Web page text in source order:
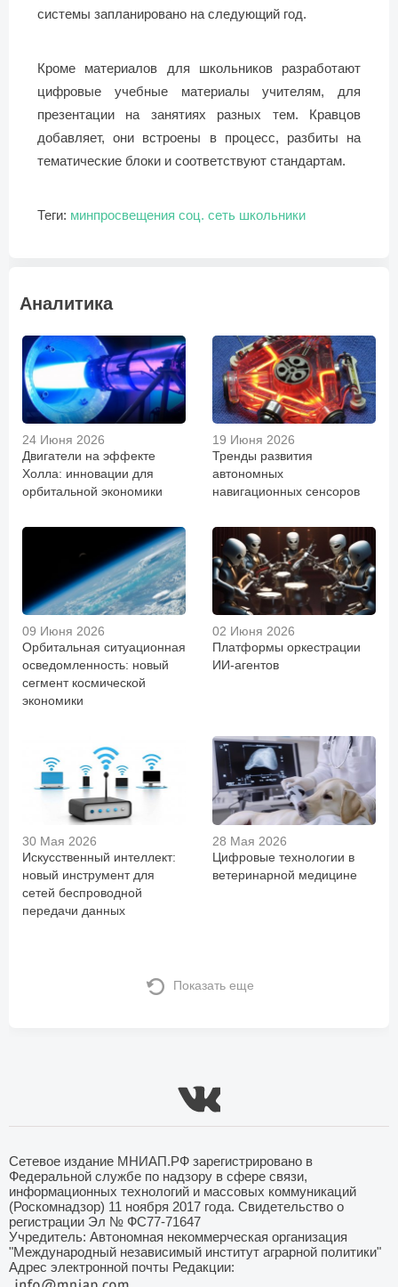
системы запланировано на следующий год.
Кроме материалов для школьников разработают
цифровые учебные материалы учителям, для
презентации на занятиях разных тем. Кравцов
добавляет, они встроены в процесс, разбиты на
тематические блоки и соответствуют стандартам.
Теги: минпросвещения соц. сеть школьники
Аналитика
24 Июня 2026
Двигатели на эффекте
Холла: инновации для
орбитальной экономики
19 Июня 2026
Тренды развития
автономных
навигационных сенсоров
09 Июня 2026
Орбитальная ситуационная
осведомленность: новый
сегмент космической
экономики
02 Июня 2026
Платформы оркестрации
ИИ-агентов
30 Мая 2026
Искусственный интеллект:
новый инструмент для
сетей беспроводной
передачи данных
28 Мая 2026
Цифровые технологии в
ветеринарной медицине
Показать еще
Сетевое издание МНИАП.РФ зарегистрировано в
Федеральной службе по надзору в сфере связи,
информационных технологий и массовых коммуникаций
(Роскомнадзор) 11 ноября 2017 года. Свидетельство о
регистрации Эл № ФС77-71647
Учредитель: Автономная некоммерческая организация
"Международный независимый институт аграрной политики"
Адрес электронной почты Редакции: